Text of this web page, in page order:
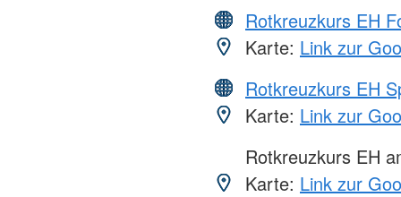
Rotkreuzkurs EH
Karte: Link zur
Rotkreuzkurs EH
Karte: Link zur
Rotkreuzkurs EH
Karte: Link zur